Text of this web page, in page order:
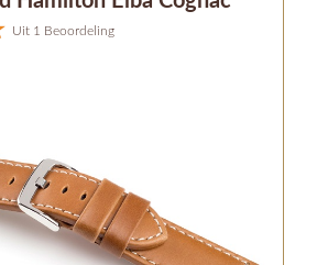
Uit 1 Beoordeling